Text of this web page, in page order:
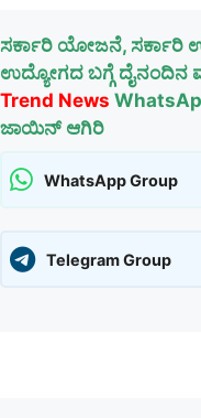
ಸರ್ಕಾರಿ ಯೋಜನೆ, ಸರ್ಕಾರಿ
ಉದ್ಯೋಗದ ಬಗ್ಗೆ
Trend News
ಜಾಯಿನ್ ಆಗಿರಿ
WhatsApp Group
Telegram Group